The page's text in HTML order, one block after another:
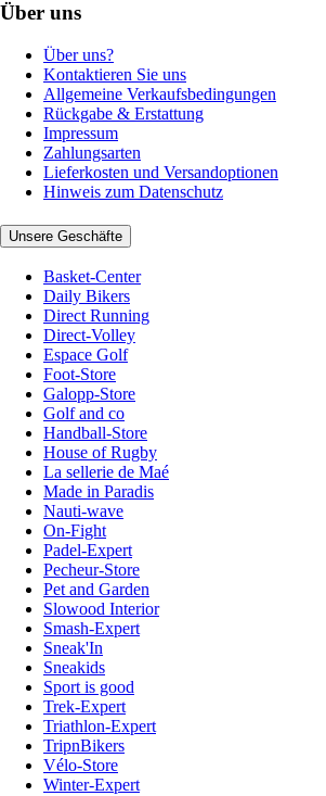
Über uns
Über uns?
Kontaktieren Sie uns
Allgemeine Verkaufsbedingungen
Rückgabe & Erstattung
Impressum
Zahlungsarten
Lieferkosten und Versandoptionen
Hinweis zum Datenschutz
Unsere Geschäfte
Basket-Center
Daily Bikers
Direct Running
Direct-Volley
Espace Golf
Foot-Store
Galopp-Store
Golf and co
Handball-Store
House of Rugby
La sellerie de Maé
Made in Paradis
Nauti-wave
On-Fight
Padel-Expert
Pecheur-Store
Pet and Garden
Slowood Interior
Smash-Expert
Sneak'In
Sneakids
Sport is good
Trek-Expert
Triathlon-Expert
TripnBikers
Vélo-Store
Winter-Expert